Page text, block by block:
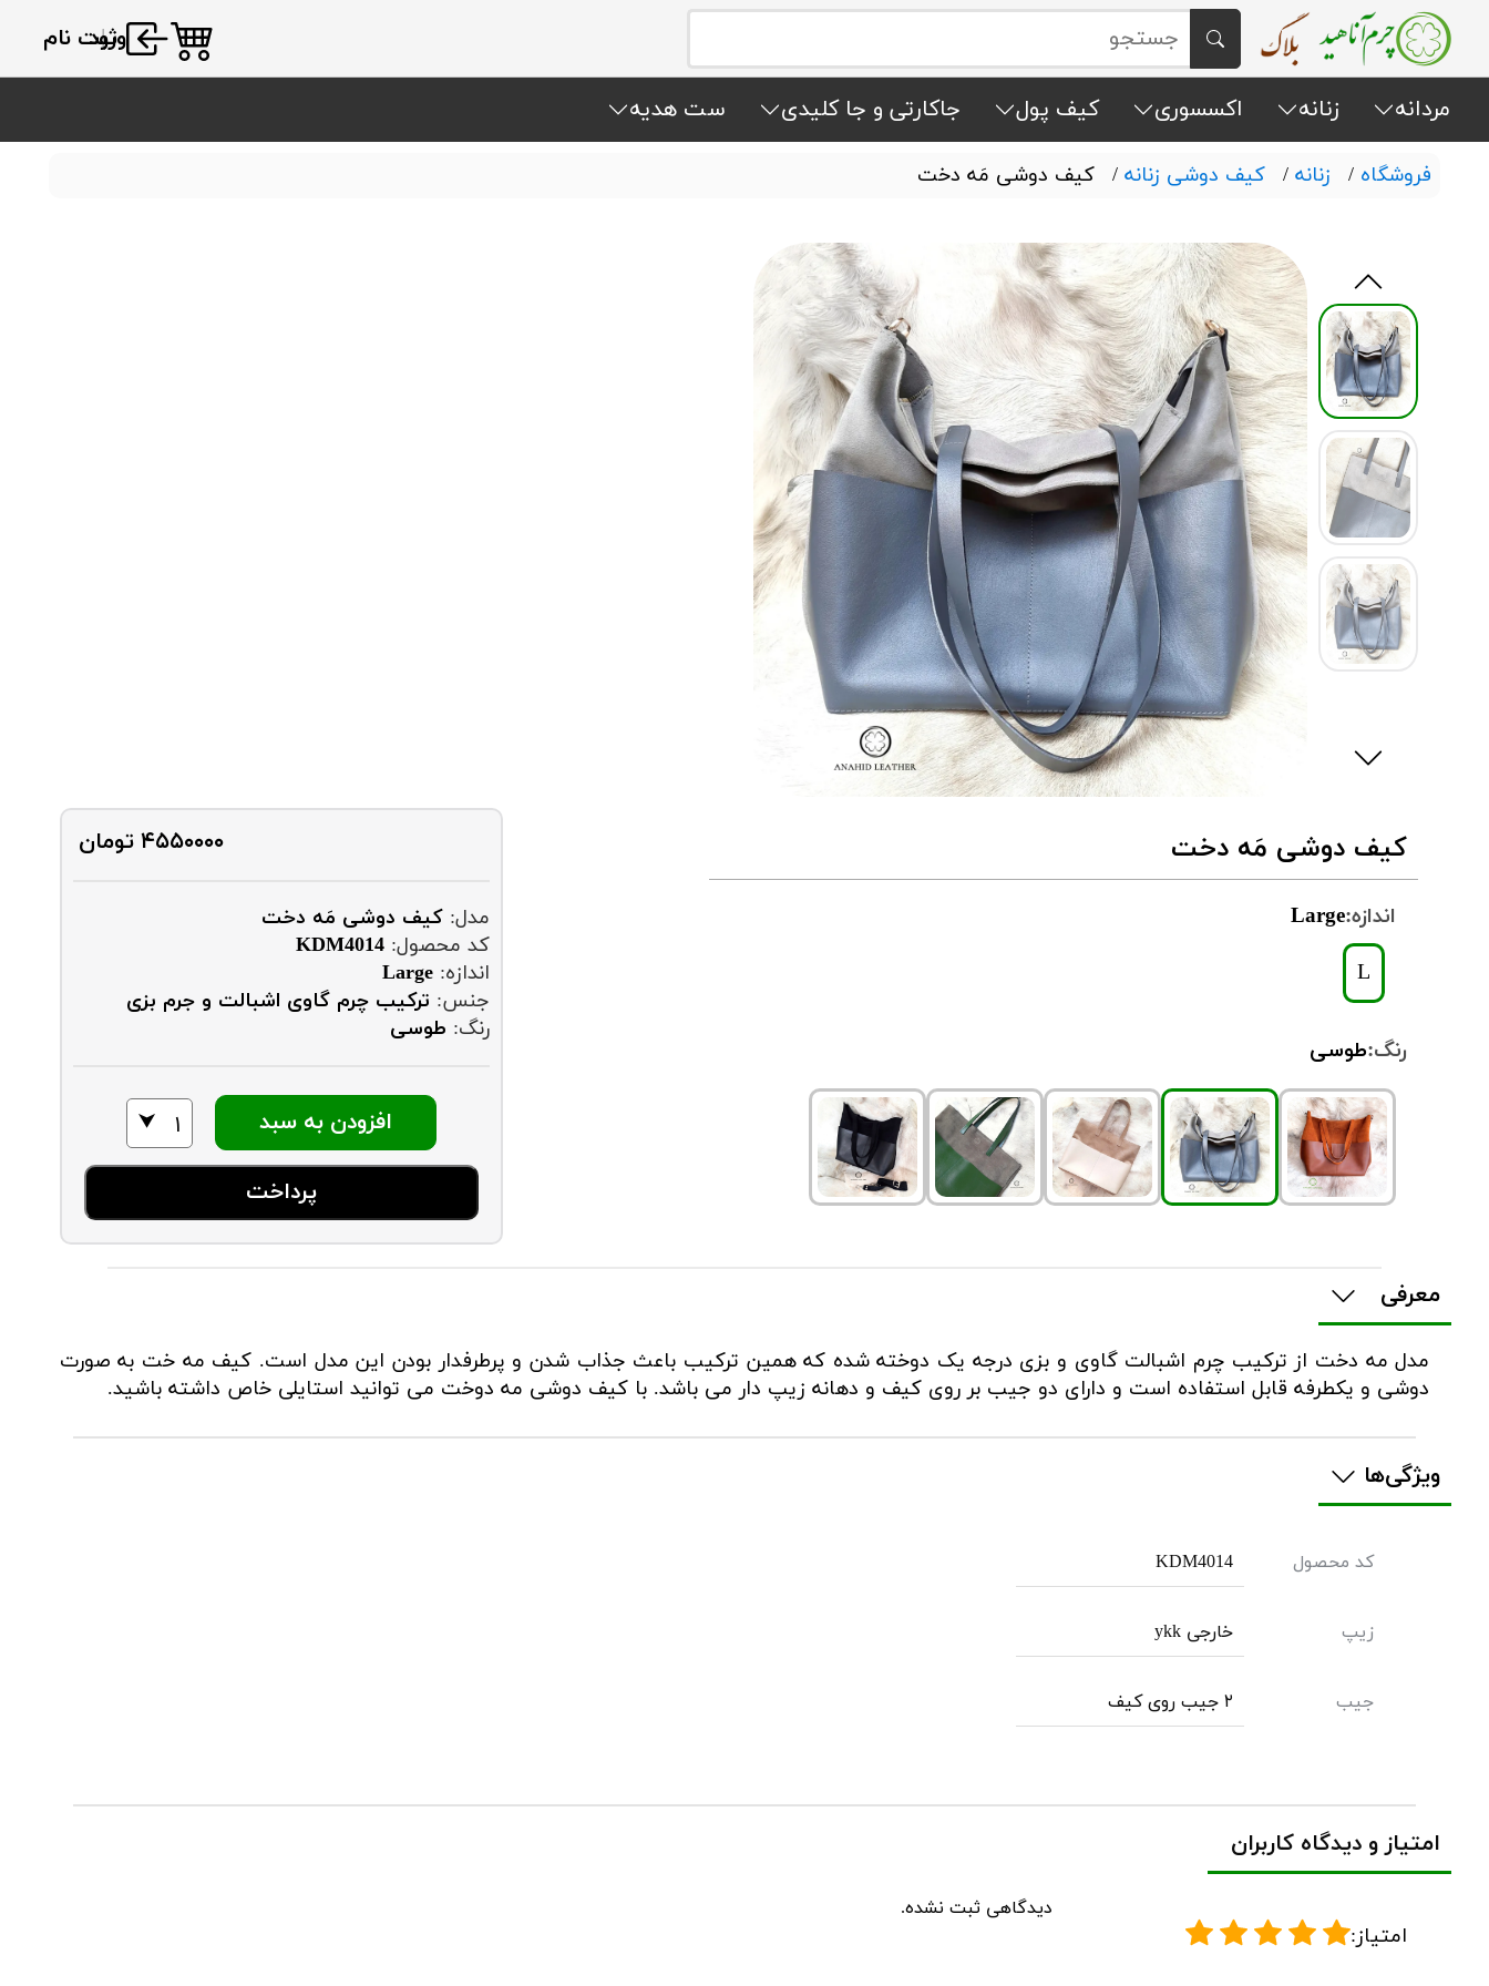
ثبت نام
|
ورود
مردانه زنانه اکسسوری کیف پول جاکارتی و جا کلیدی ست هدیه
فروشگاه / زنانه / کیف دوشی زنانه / کیف دوشی مَه دخت
کیف دوشی مَه دخت
اندازه:Large
L
رنگ:طوسی
۴۵۵۰۰۰۰ تومان
مدل: کیف دوشی مَه دخت
کد محصول: KDM4014
اندازه: Large
جنس: ترکیب چرم گاوی اشبالت و جرم بزی
رنگ: طوسی
افزودن به سبد
پرداخت
معرفی
مدل مه دخت از ترکیب چرم اشبالت گاوی و بزی درجه یک دوخته شده که همین ترکیب باعث جذاب شدن و پرطرفدار بودن این مدل است. کیف مه خت به صورت
دوشی و یکطرفه قابل استفاده است و دارای دو جیب بر روی کیف و دهانه زیپ دار می باشد. با کیف دوشی مه دوخت می توانید استایلی خاص داشته باشید.
ویژگی‌ها
کد محصول KDM4014
زیپ خارجی ykk
جیب ۲ جیب روی کیف
امتیاز و دیدگاه کاربران
امتیاز:
دیدگاهی ثبت نشده.